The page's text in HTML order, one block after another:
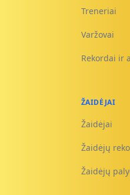
Treneriai
Varžovai
Rekordai ir
ŽAIDĖJAI
Žaidėjai
Žaidėjų
Žaidėjų